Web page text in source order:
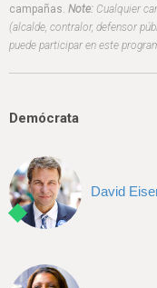
campañas. Note: Cualquier
(alcalde, contralor, defensor
puede participar en este
Demócrata
David